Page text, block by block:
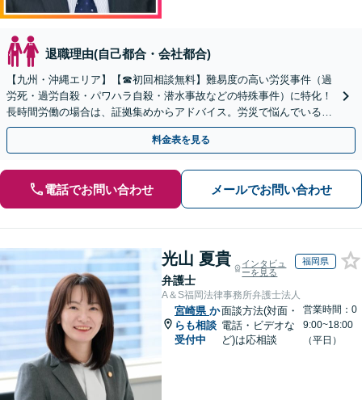
退職理由(自己都合・会社都合)
【九州・沖縄エリア】【☎︎初回相談無料】難易度の高い労災事件（過
労死・過労自殺・パワハラ自殺・潜水事故などの特殊事件）に特化！
長時間労働の場合は、証拠集めからアドバイス。労災で悩んでいる方
は早めにご相談を！【電話相談可能】
料金表を見る
電話でお問い合わせ メールでお問い合わせ
光山 夏貴
弁護士
インタビュ
ーを見る
福岡県
A＆S福岡法律事務所弁護士法人
宮崎県 か
らも相談
受付中
面談方法(対面・
電話・ビデオな
ど)は応相談
営業時間：0
9:00~18:00
（平日）